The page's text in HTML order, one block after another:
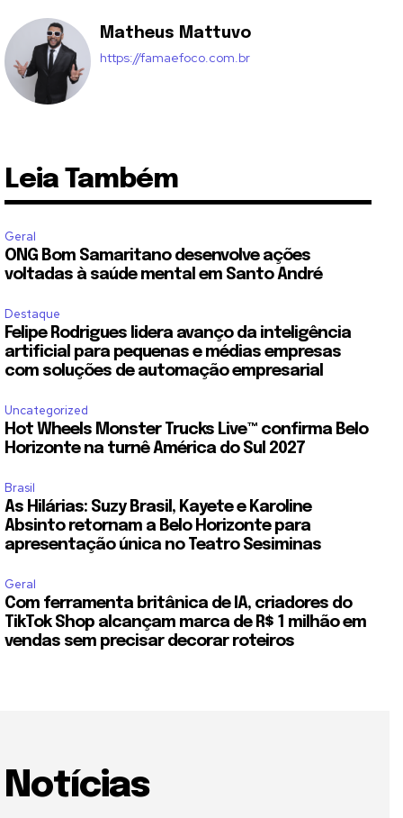
Matheus Mattuvo
https://famaefoco.com.br
Leia Também
Geral
ONG Bom Samaritano desenvolve ações
voltadas à saúde mental em Santo André
Destaque
Felipe Rodrigues lidera avanço da inteligência
artificial para pequenas e médias empresas
com soluções de automação empresarial
Uncategorized
Hot Wheels Monster Trucks Live™ confirma Belo
Horizonte na turnê América do Sul 2027
Brasil
As Hilárias: Suzy Brasil, Kayete e Karoline
Absinto retornam a Belo Horizonte para
apresentação única no Teatro Sesiminas
Geral
Com ferramenta britânica de IA, criadores do
TikTok Shop alcançam marca de R$ 1 milhão em
vendas sem precisar decorar roteiros
Notícias